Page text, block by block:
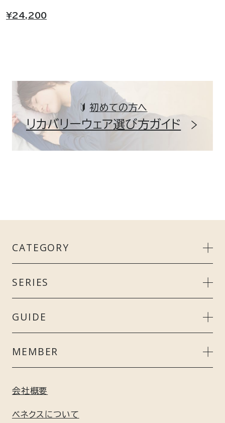
¥24,200
初めての方へ
リカバリーウェア選び方ガイド
CATEGORY
MEN’S
ACCESSORY
SERIES
リカバリークール＋
GUIDE
ご利用ガイド
ギフト包装について
MEMBER
新規会員登録はこちら
会社概要
ベネクスについて